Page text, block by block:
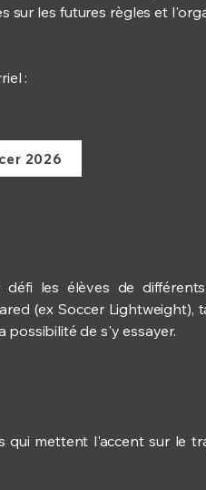
sur les futures règles et
:
les élèves de
(ex Soccer Lightweight),
possibilité de s'y essayer.
mettent l'accent sur le
2026